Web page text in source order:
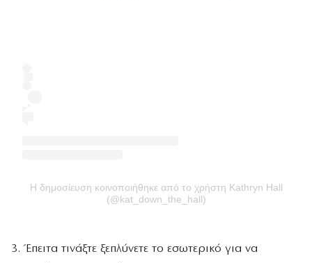
Η δημοσίευση κοινοποιήθηκε από το χρήστη Kathryn Hall
(@kat_down_the_hall)
3. Έπειτα τινάξτε ξεπλύνετε το εσωτερικό για να